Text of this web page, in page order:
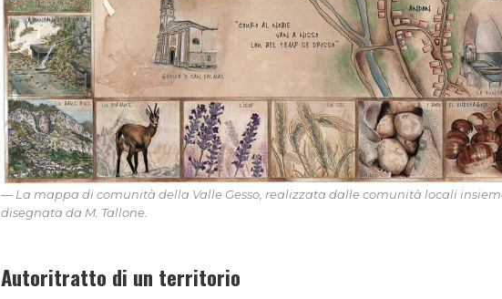
La mappa di comunità della Valle Gesso, realizzata dalle comunità locali
disegnata da M. Tallone.
Autoritratto di un territorio